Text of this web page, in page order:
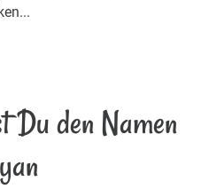
Du den Namen